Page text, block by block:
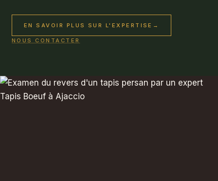
EN SAVOIR PLUS SUR L'EXPERTISE →
NOUS CONTACTER